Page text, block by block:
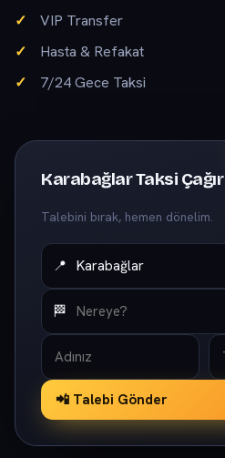
VIP Transfer
Hasta & Refakat
7/24 Gece Taksi
Karabağlar Taksi Çağır
Talebini bırak, hemen dönelim.
📍
🏁
📲 Talebi Gönder